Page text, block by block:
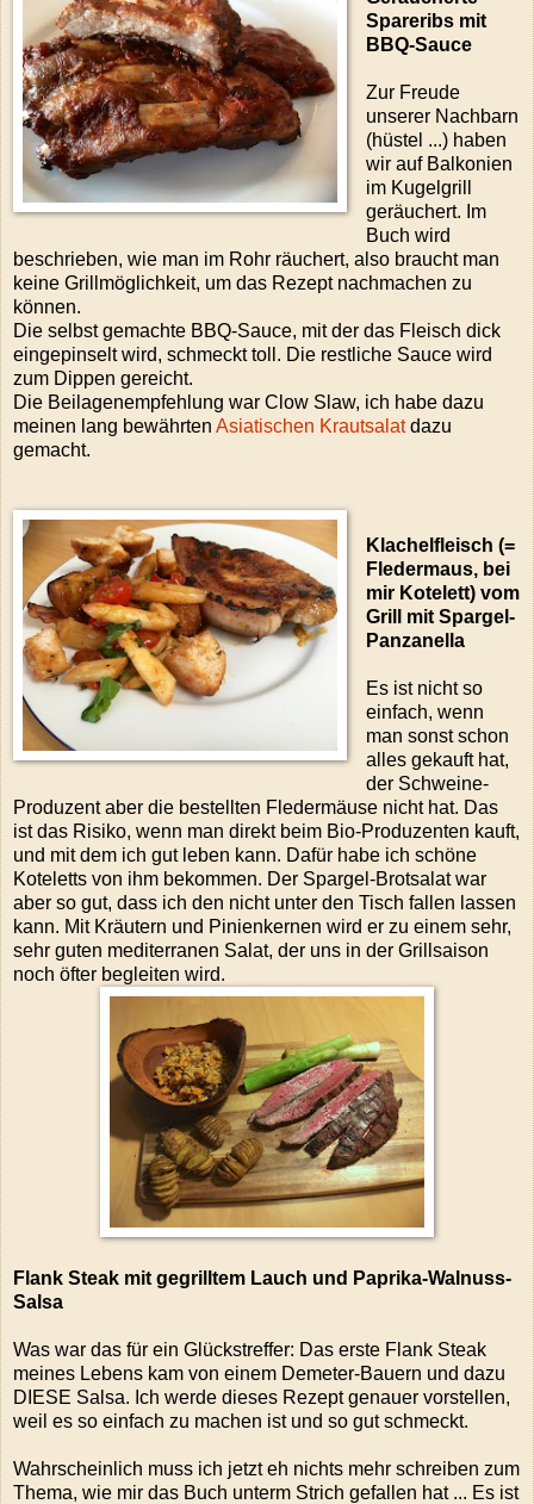
Spareribs mit
BBQ-Sauce
Zur Freude
unserer Nachbarn
(hüstel ...) haben
wir auf Balkonien
im Kugelgrill
geräuchert. Im
Buch wird
beschrieben, wie man im Rohr räuchert, also braucht man
keine Grillmöglichkeit, um das Rezept nachmachen zu
können.
Die selbst gemachte BBQ-Sauce, mit der das Fleisch dick
eingepinselt wird, schmeckt toll. Die restliche Sauce wird
zum Dippen gereicht.
Die Beilagenempfehlung war Clow Slaw, ich habe dazu
meinen lang bewährten Asiatischen Krautsalatdazu
gemacht.
Klachelfleisch (=
Fledermaus, bei
mir Kotelett) vom
Grill mit Spargel-
Panzanella
Es ist nicht so
einfach, wenn
man sonst schon
alles gekauft hat,
der Schweine-
Produzent aber die bestellten Fledermäuse nicht hat. Das
ist das Risiko, wenn man direkt beim Bio-Produzenten kauft,
und mit dem ich gut leben kann. Dafür habe ich schöne
Koteletts von ihm bekommen. Der Spargel-Brotsalat war
aber so gut, dass ich den nicht unter den Tisch fallen lassen
kann. Mit Kräutern und Pinienkernen wird er zu einem sehr,
sehr guten mediterranen Salat, der uns in der Grillsaison
noch öfter begleiten wird.
Flank Steak mit gegrilltem Lauch und Paprika-Walnuss-
Salsa
Was war das für ein Glückstreffer: Das erste Flank Steak
meines Lebens kam von einem Demeter-Bauern und dazu
DIESE Salsa. Ich werde dieses Rezept genauer vorstellen,
weil es so einfach zu machen ist und so gut schmeckt.
Wahrscheinlich muss ich jetzt eh nichts mehr schreiben zum
Thema, wie mir das Buch unterm Strich gefallen hat ... Es ist